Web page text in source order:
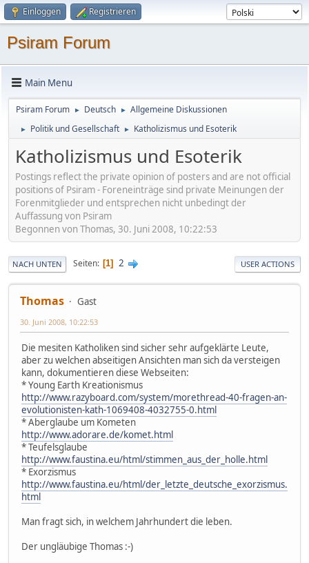
Einloggen Registrieren
Psiram Forum
Main Menu
Psiram Forum ► Deutsch ► Allgemeine Diskussionen
► Politik und Gesellschaft ► Katholizismus und Esoterik
Katholizismus und Esoterik
Postings reflect the private opinion of posters and are not official
positions of Psiram - Foreneinträge sind private Meinungen der
Forenmitglieder und entsprechen nicht unbedingt der
Auffassung von Psiram
Begonnen von Thomas, 30. Juni 2008, 10:22:53
NACH UNTEN Seiten 1 2 USER ACTIONS
Thomas Gast
30. Juni 2008, 10:22:53
Die mesiten Katholiken sind sicher sehr aufgeklärte Leute,
aber zu welchen abseitigen Ansichten man sich da versteigen
kann, dokumentieren diese Webseiten:
* Young Earth Kreationismus
http://www.razyboard.com/system/morethread-40-fragen-an-
evolutionisten-kath-1069408-4032755-0.html
* Aberglaube um Kometen
http://www.adorare.de/komet.html
* Teufelsglaube
http://www.faustina.eu/html/stimmen_aus_der_holle.html
* Exorzismus
http://www.faustina.eu/html/der_letzte_deutsche_exorzismus.
html
Man fragt sich, in welchem Jahrhundert die leben.
Der ungläubige Thomas :-)